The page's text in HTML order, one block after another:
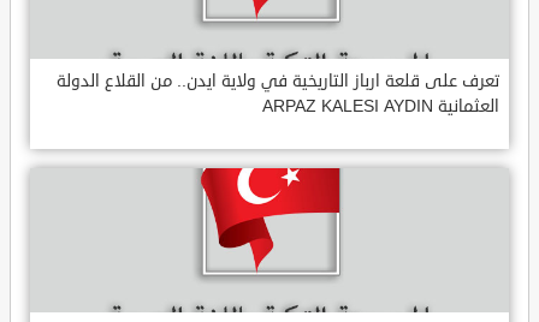
تعرف على قلعة ارباز التاريخية في ولاية ايدن.. من القلاع الدولة
العثمانية ARPAZ KALESI AYDIN